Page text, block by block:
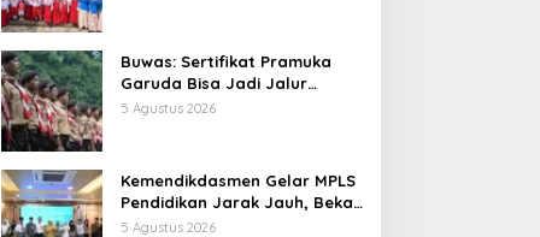
Buwas: Sertifikat Pramuka
Garuda Bisa Jadi Jalur
Khusus Masuk TNI, Polri, dan
5 Agustus 2026
Kemendikdasmen Gelar MPLS
Pendidikan Jarak Jauh, Bekali
Murid Bangun Kemandirian
5 Agustus 2026